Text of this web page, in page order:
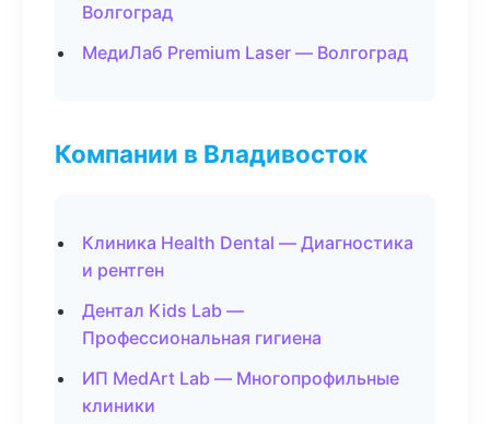
Волгоград
МедиЛаб Premium Laser — Волгоград
Компании в Владивосток
Клиника Health Dental — Диагностика
и рентген
Дентал Kids Lab —
Профессиональная гигиена
ИП MedArt Lab — Многопрофильные
клиники